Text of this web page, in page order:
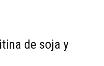
de soja y